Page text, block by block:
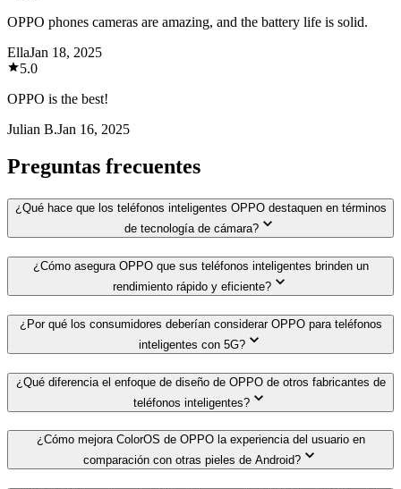
OPPO phones cameras are amazing, and the battery life is solid.
EllaJan 18, 2025
5.0
OPPO is the best!
Julian B.Jan 16, 2025
Preguntas frecuentes
¿Qué hace que los teléfonos inteligentes OPPO destaquen en términos
de tecnología de cámara?
¿Cómo asegura OPPO que sus teléfonos inteligentes brinden un
rendimiento rápido y eficiente?
¿Por qué los consumidores deberían considerar OPPO para teléfonos
inteligentes con 5G?
¿Qué diferencia el enfoque de diseño de OPPO de otros fabricantes de
teléfonos inteligentes?
¿Cómo mejora ColorOS de OPPO la experiencia del usuario en
comparación con otras pieles de Android?